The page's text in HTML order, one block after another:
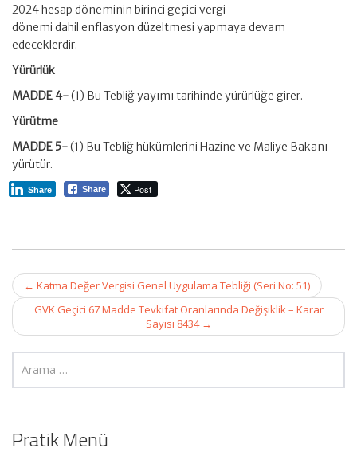
2024 hesap döneminin birinci geçici vergi
dönemi dahil enflasyon düzeltmesi yapmaya devam
edeceklerdir.
Yürürlük
MADDE 4-(1) Bu Tebliğ yayımı tarihinde yürürlüğe girer.
Yürütme
MADDE 5-(1) Bu Tebliğ hükümlerini Hazine ve Maliye Bakanı
yürütür.
Share Post
Share
Post
navigation
← Katma Değer Vergisi Genel Uygulama Tebliği (Seri No: 51)
GVK Geçici 67 Madde Tevkifat Oranlarında Değişiklik – Karar
Sayısı 8434 →
Pratik Menü